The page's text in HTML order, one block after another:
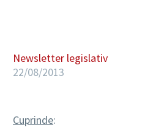
Newsletter legislativ
22/08/2013
Cuprinde: